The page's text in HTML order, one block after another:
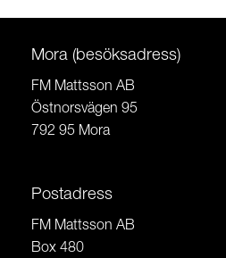
Mora (besöksadress)
FM Mattsson AB
Östnorsvägen 95
792 95 Mora
Postadress
FM Mattsson AB
Box 480